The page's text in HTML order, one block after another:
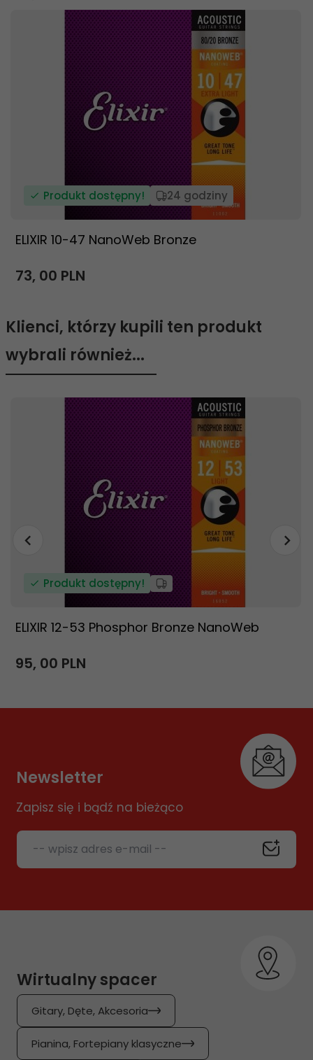
Produkt dostępny! 24 godziny
ELIXIR 10-47 NanoWeb Bronze
73, 00 PLN
Klienci, którzy kupili ten produkt
wybrali również...
Produkt dostępny!
ELIXIR 12-53 Phosphor Bronze NanoWeb
95, 00 PLN
Newsletter
Zapisz się i bądź na bieżąco
-- wpisz adres e-mail --
Wirtualny spacer
Gitary, Dęte, Akcesoria
Pianina, Fortepiany klasyczne